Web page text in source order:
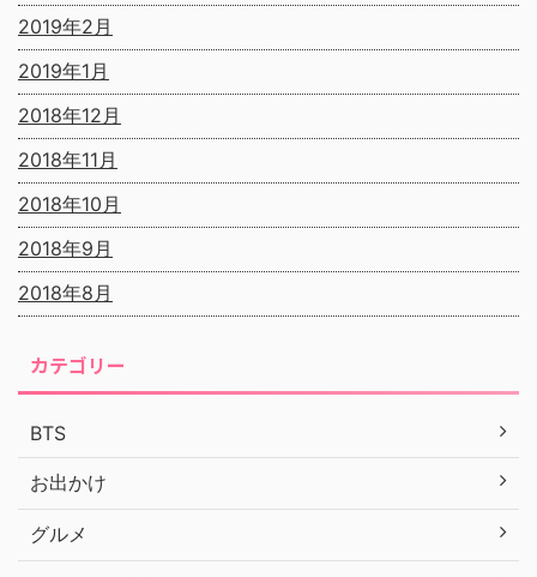
2019年2月
2019年1月
2018年12月
2018年11月
2018年10月
2018年9月
2018年8月
カテゴリー
BTS
お出かけ
グルメ